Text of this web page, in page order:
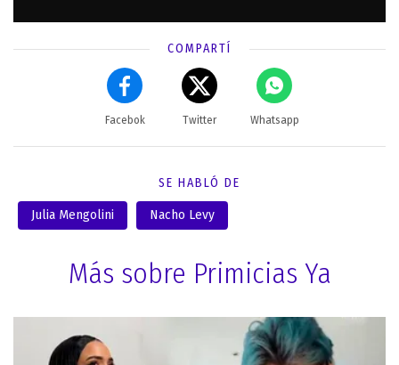
COMPARTÍ
Facebok Twitter Whatsapp
SE HABLÓ DE
Julia Mengolini Nacho Levy
Más sobre Primicias Ya